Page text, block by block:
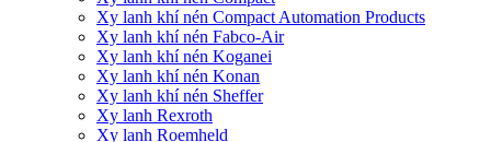
Xy lanh khí nén Compact Automation Products
Xy lanh khí nén Fabco-Air
Xy lanh khí nén Koganei
Xy lanh khí nén Konan
Xy lanh khí nén Sheffer
Xy lanh Rexroth
Xy lanh Roemheld